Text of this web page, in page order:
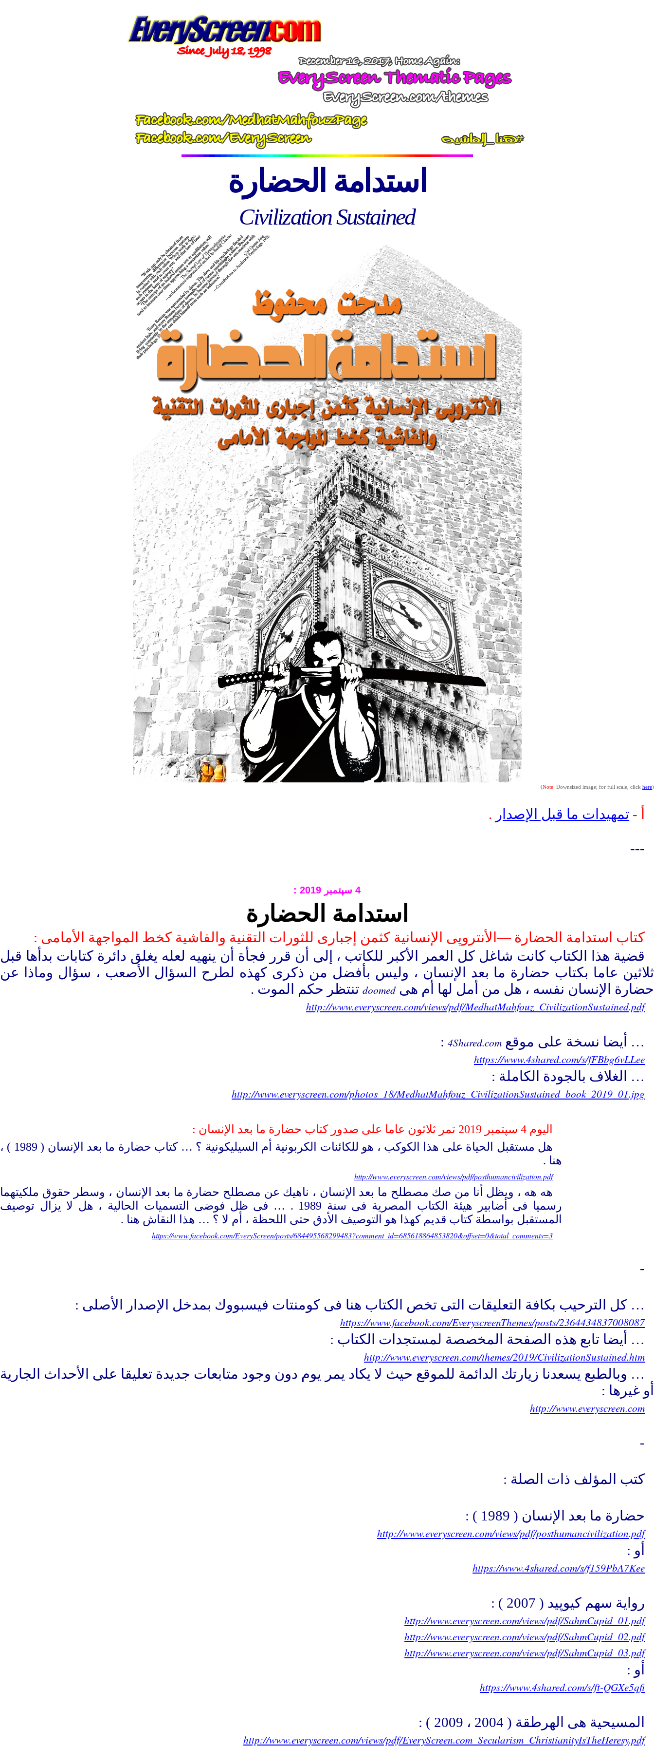
استدامة الحضارة
Civilization Sustained
(Note: Downsized image; for full scale, click here)
أ - تمهيدات ما قبل الإصدار .
---
4 سپتمبر 2019 :
استدامة الحضارة
كتاب استدامة الحضارة —الأنتروپى الإنسانية كثمن إجبارى للثورات التقنية والفاشية كخط المواجهة الأمامى :
قضية هذا الكتاب كانت شاغل كل العمر الأكبر للكاتب ، إلى أن قرر فجأة أن ينهيه لعله يغلق دائرة كتابات بدأها قبل
ثلاثين عاما بكتاب حضارة ما بعد الإنسان ، وليس بأفضل من ذكرى كهذه لطرح السؤال الأصعب ، سؤال وماذا عن
حضارة الإنسان نفسه ، هل من أمل لها أم هىdoomed تنتظر حكم الموت .
http://www.everyscreen.com/views/pdf/MedhatMahfouz_CivilizationSustained.pdf
… أيضا نسخة على موقع 4Shared.com
:
https://www.4shared.com/s/fFBbg6vLLee
… الغلاف بالجودة الكاملة :
http://www.everyscreen.com/photos_18/MedhatMahfouz_CivilizationSustained_book_2019_01.jpg
اليوم 4 سپتمبر 2019 تمر ثلاثون عاما على صدور كتاب حضارة ما بعد الإنسان :
هل مستقبل الحياة على هذا الكوكب ، هو للكائنات الكربونية أم السيليكونية ؟ … كتاب حضارة ما بعد الإنسان ( 1989 ) ،
هنا .
http://www.everyscreen.com/views/pdf/posthumancivilization.pdf
هه هه ، ويظل أنا من صك مصطلح ما بعد الإنسان ، ناهيك عن مصطلح حضارة ما بعد الإنسان ، وسطر حقوق ملكيتهما
رسميا فى أضابير هيئة الكتاب المصرية فى سنة 1989 . … فى ظل فوضى التسميات الحالية ، هل لا يزال توصيف
المستقبل بواسطة كتاب قديم كهذا هو التوصيف الأدق حتى اللحظة ، أم لا ؟ … هذا النقاش هنا .
https://www.facebook.com/EveryScreen/posts/684495568299483?comment_id=685618864853820&offset=0&total_comments=3
-
… كل الترحيب بكافة التعليقات التى تخص الكتاب هنا فى كومنتات فيسبووك بمدخل الإصدار الأصلى :
https://www.facebook.com/EveryscreenThemes/posts/2364434837008087
… أيضا تابع هذه الصفحة المخصصة لمستجدات الكتاب :
http://www.everyscreen.com/themes/2019/CivilizationSustained.htm
… وبالطبع يسعدنا زيارتك الدائمة للموقع حيث لا يكاد يمر يوم دون وجود متابعات جديدة تعليقا على الأحداث الجارية
أو غيرها :
http://www.everyscreen.com
-
كتب المؤلف ذات الصلة :
حضارة ما بعد الإنسان ( 1989 ) :
http://www.everyscreen.com/views/pdf/posthumancivilization.pdf
أو :
https://www.4shared.com/s/f159PbA7Kee
رواية سهم كيوپيد ( 2007 ) :
http://www.everyscreen.com/views/pdf/SahmCupid_01.pdf
http://www.everyscreen.com/views/pdf/SahmCupid_02.pdf
http://www.everyscreen.com/views/pdf/SahmCupid_03.pdf
أو :
https://www.4shared.com/s/ft-QGXe5qfi
المسيحية هى الهرطقة ( 2004 ، 2009 ) :
http://www.everyscreen.com/views/pdf/EveryScreen.com_Secularism_ChristianityIsTheHeresy.pdf